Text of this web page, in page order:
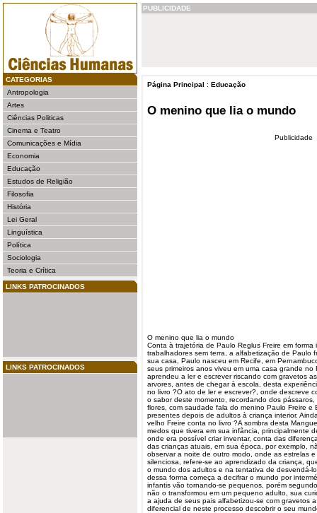
CATEGORIAS
Antropologia
Artes
Ciências Politicas
Cinema e Teatro
Comunicações e Mídia
Economia
Educação
Estudos de Religião
Filosofia
História
Lei Geral
Linguística
Política
Sociologia
Teoria e Crítica
LINKS PATROCINADOS
LINKS PATROCINADOS
PUBLICIDADE
Página Principal : Educação
O menino que lia o mundo
Publicidade
O menino que lia o mundo
Conta à trajetória de Paulo Reglus Freire em
trabalhadores sem terra, a alfabetização de Paulo
sua casa, Paulo nasceu em Recife, em
seus primeiros anos viveu em uma casa grande
aprendeu a ler e escrever riscando com gravetos
arvores, antes de chegar à escola, desta
no livro ?O ato de ler e escrever?, onde descreve
o sabor deste momento, recordando dos
flores, com saudade fala do menino Paulo Freire
presentes depois de adultos à criança interior.
velho Freire conta no livro ?A sombra desta
medos que tivera em sua infância, principalmente
onde era possível criar inventar, conta das
das crianças atuais, em sua época, por exemplo,
observar a noite de outro modo, onde as estrelas
silenciosa, refere-se ao aprendizado da criança,
o mundo dos adultos e na tentativa de desvendá-
dessa forma começa a decifrar o mundo por
infantis vão tornando-se pequenos, porém
não o transformou em um pequeno adulto, sua
a ajuda de seus pais alfabetizou-se com gravetos
diferencial de neste processo descobrir o seu